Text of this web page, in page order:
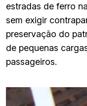
estradas de ferro
sem exigir
preservação do
de pequenas
passageiros.